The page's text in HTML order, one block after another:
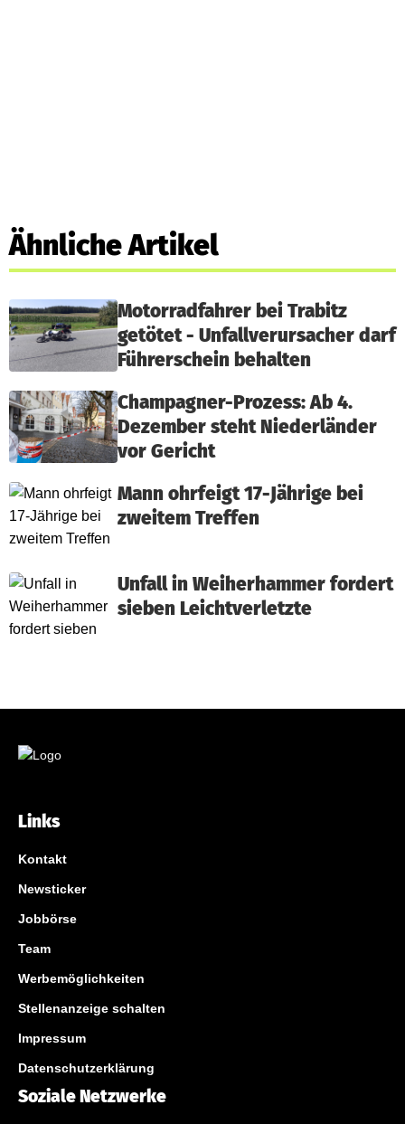
Ähnliche Artikel
Motorradfahrer bei Trabitz
getötet - Unfallverursacher darf
Führerschein behalten
Champagner-Prozess: Ab 4.
Dezember steht Niederländer
vor Gericht
Mann ohrfeigt 17-Jährige bei
zweitem Treffen
Unfall in Weiherhammer fordert
sieben Leichtverletzte
Links
Kontakt
Newsticker
Jobbörse
Team
Werbemöglichkeiten
Stellenanzeige schalten
Impressum
Datenschutzerklärung
Soziale Netzwerke